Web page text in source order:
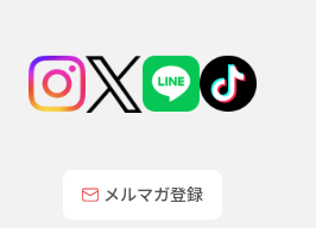
メルマガ登録